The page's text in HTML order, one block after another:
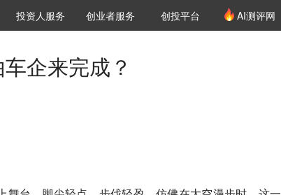
VClub投资机构库
投资机构职位推介
投资人服务 创投氪堂
创业者服务 创投平台 AI测评网
企来完成？